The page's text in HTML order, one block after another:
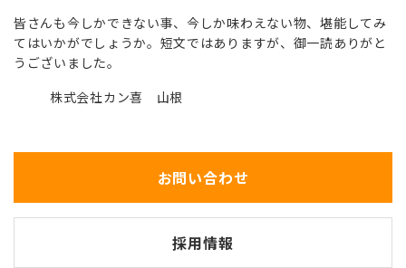
皆さんも今しかできない事、今しか味わえない物、堪能してみ
てはいかがでしょうか。短文ではありますが、御一読ありがと
うございました。
株式会社カン喜 山根
お問い合わせ
採用情報